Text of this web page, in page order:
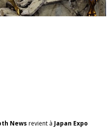
News revient à Japan Expo